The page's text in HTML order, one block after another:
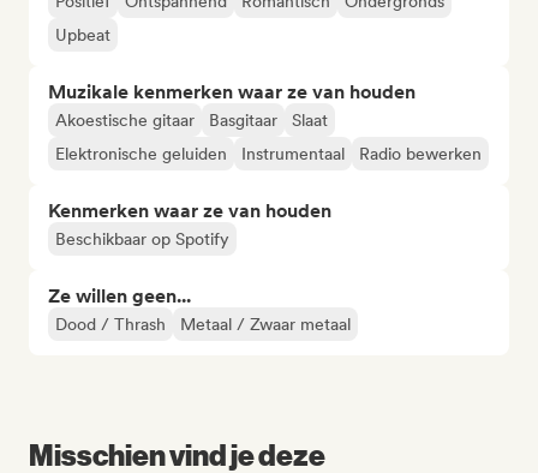
Upbeat
Muzikale kenmerken waar ze van houden
Akoestische gitaar Basgitaar
Slaat
Elektronische geluiden
Instrumentaal Radio bewerken
Kenmerken waar ze van houden
Beschikbaar op Spotify
Ze willen geen...
Dood / Thrash Metaal / Zwaar metaal
Misschien vind je deze